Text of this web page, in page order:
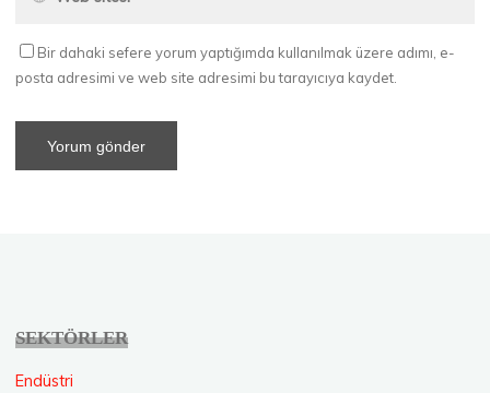
Bir dahaki sefere yorum yaptığımda kullanılmak üzere adımı, e-
posta adresimi ve web site adresimi bu tarayıcıya kaydet.
SEKTÖRLER
Endüstri